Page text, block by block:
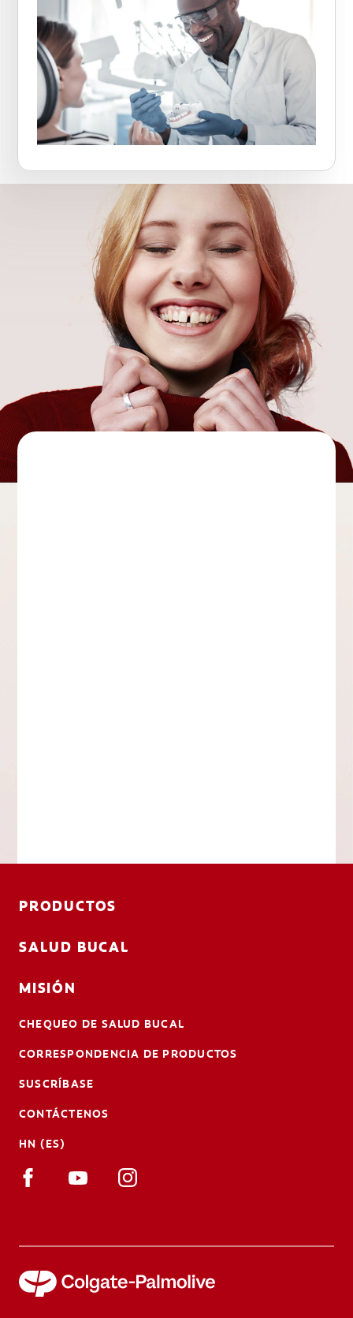
PRODUCTOS
SALUD BUCAL
MISIÓN
CHEQUEO DE SALUD BUCAL
CORRESPONDENCIA DE PRODUCTOS
SUSCRÍBASE
CONTÁCTENOS
HN (ES)